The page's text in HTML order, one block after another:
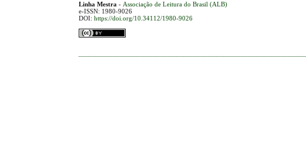
Linha Mestra- Associação de Leitura do Brasil (ALB)
e-ISSN: 1980-9026
DOI:https://doi.org/10.34112/1980-9026